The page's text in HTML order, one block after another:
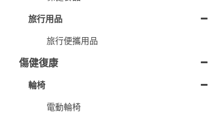
旅行用品
旅行便攜用品
傷健復康
輪椅
電動輪椅